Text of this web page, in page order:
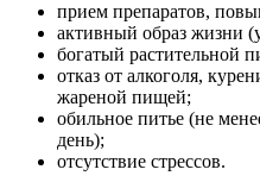
прием препаратов,
активный образ жизни
богатый растительной
отказ от алкоголя,
жареной пищей;
обильное питье (не
день);
отсутствие стрессов.